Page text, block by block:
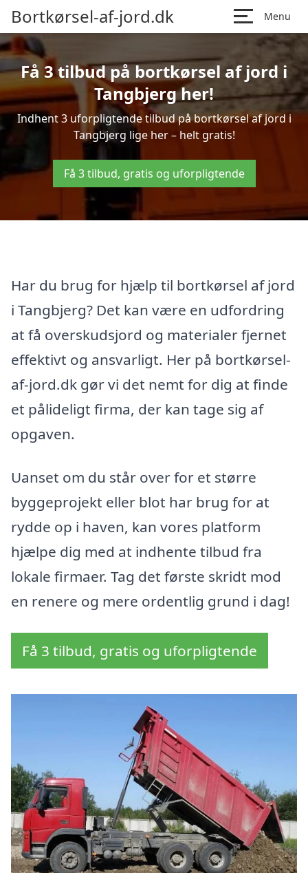
Bortkørsel-af-jord.dk Menu
Få 3 tilbud på bortkørsel af jord i
Tangbjerg her!
Indhent 3 uforpligtende tilbud på bortkørsel af jord i
Tangbjerg lige her – helt gratis!
Få 3 tilbud, gratis og uforpligtende
Har du brug for hjælp til bortkørsel af jord
i Tangbjerg? Det kan være en udfordring
at få overskudsjord og materialer fjernet
effektivt og ansvarligt. Her på bortkørsel-
af-jord.dk gør vi det nemt for dig at finde
et pålideligt firma, der kan tage sig af
opgaven.
Uanset om du står over for et større
byggeprojekt eller blot har brug for at
rydde op i haven, kan vores platform
hjælpe dig med at indhente tilbud fra
lokale firmaer. Tag det første skridt mod
en renere og mere ordentlig grund i dag!
Få 3 tilbud, gratis og uforpligtende